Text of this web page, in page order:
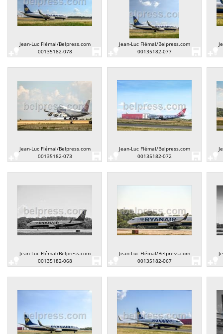
Jean-Luc Flémal/Belpress.com
00135182-078
Jean-Luc Flémal/Belpress.com
00135182-077
Jean-Luc Flémal/Belpress.com
00135182-073
Jean-Luc Flémal/Belpress.com
00135182-072
Jean-Luc Flémal/Belpress.com
00135182-068
Jean-Luc Flémal/Belpress.com
00135182-067